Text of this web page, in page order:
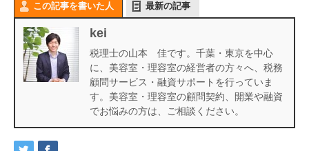
この記事を書いた人 最新の記事
kei
税理士の山本 佳です。千葉・東京を中心
に、美容室・理容室の経営者の方々へ、税務
顧問サービス・融資サポートを行っていま
す。美容室・理容室の顧問契約、開業や融資
でお悩みの方は、ご相談ください。